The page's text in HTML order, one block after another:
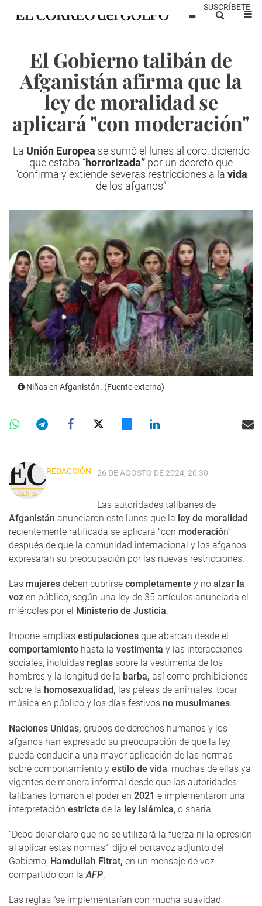
SUSCRÍBETE
El Gobierno talibán de
Afganistán afirma que la
ley de moralidad se
aplicará "con moderación"
La Unión Europea se sumó el lunes al coro, diciendo
que estaba “horrorizada” por un decreto que
“confirma y extiende severas restricciones a la vida
de los afganos”
Niñas en Afganistán. (Fuente externa)
REDACCIÓN 26 DE AGOSTO DE 2024, 20:30
Las autoridades talibanes de
Afganistán anunciaron este lunes que la ley de moralidad
recientemente ratificada se aplicará “con moderación”,
después de que la comunidad internacional y los afganos
expresaran su preocupación por las nuevas restricciones.
Las mujeres deben cubrirse completamente y no alzar la
voz en público, según una ley de 35 artículos anunciada el
miércoles por el Ministerio de Justicia.
Impone amplias estipulaciones que abarcan desde el
comportamiento hasta la vestimenta y las interacciones
sociales, incluidas reglas sobre la vestimenta de los
hombres y la longitud de la barba, así como prohibiciones
sobre la homosexualidad, las peleas de animales, tocar
música en público y los días festivos no musulmanes.
Naciones Unidas, grupos de derechos humanos y los
afganos han expresado su preocupación de que la ley
pueda conducir a una mayor aplicación de las normas
sobre comportamiento y estilo de vida, muchas de ellas ya
vigentes de manera informal desde que las autoridades
talibanes tomaron el poder en 2021 e implementaron una
interpretación estricta de la ley islámica, o sharia.
“Debo dejar claro que no se utilizará la fuerza ni la opresión
al aplicar estas normas”, dijo el portavoz adjunto del
Gobierno, Hamdullah Fitrat, en un mensaje de voz
compartido con laAFP.
Las reglas “se implementarían con mucha suavidad,